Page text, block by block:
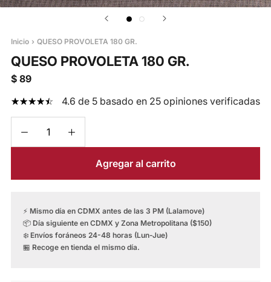
Inicio › QUESO PROVOLETA 180 GR.
QUESO PROVOLETA 180 GR.
$ 89
4.6 de 5 basado en 25 opiniones verificadas
Agregar al carrito
⚡ Mismo día en CDMX antes de las 3 PM (Lalamove)
📦 Día siguiente en CDMX y Zona Metropolitana ($150)
❄️ Envíos foráneos 24-48 horas (Lun-Jue)
🏪 Recoge en tienda el mismo día.